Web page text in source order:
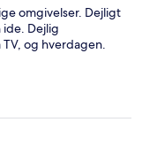
omgivelser. Dejligt
Dejlig
og hverdagen.